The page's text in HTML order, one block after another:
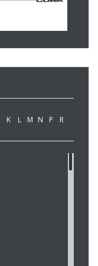
K L M N P
R